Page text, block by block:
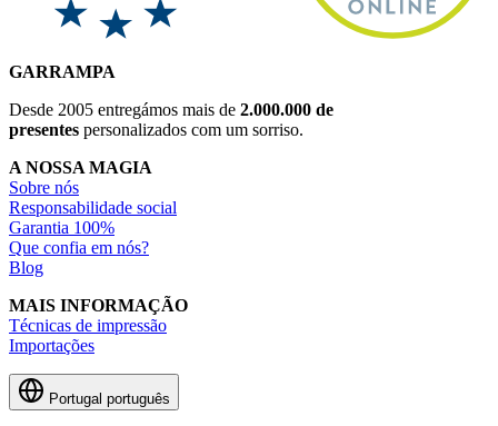
GARRAMPA
Desde 2005 entregámos mais de 2.000.000 de
presentes personalizados com um sorriso.
A NOSSA MAGIA
Sobre nós
Responsabilidade social
Garantia 100%
Que confia em nós?
Blog
MAIS INFORMAÇÃO
Técnicas de impressão
Importações
Portugal português